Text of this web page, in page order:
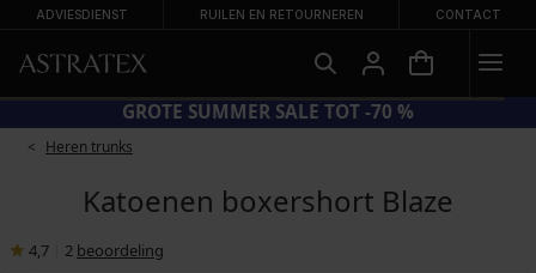
ADVIESDIENST RUILEN EN RETOURNEREN CONTACT
GROTE
AFGEPRIJSDE BADMODE
Heren trunks
Katoenen boxershort Blaze
4,7 2 beoordeling